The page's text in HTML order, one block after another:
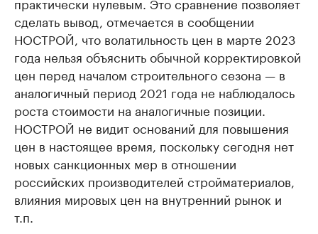
сделать вывод, отмечается в сообщении
НОСТРОЙ, что волатильность цен в марте 2023
года нельзя объяснить обычной корректировкой
цен перед началом строительного сезона — в
аналогичный период 2021 года не наблюдалось
роста стоимости на аналогичные позиции.
НОСТРОЙ не видит оснований для повышения
цен в настоящее время, поскольку сегодня нет
новых санкционных мер в отношении
российских производителей стройматериалов,
влияния мировых цен на внутренний рынок и
т.п.